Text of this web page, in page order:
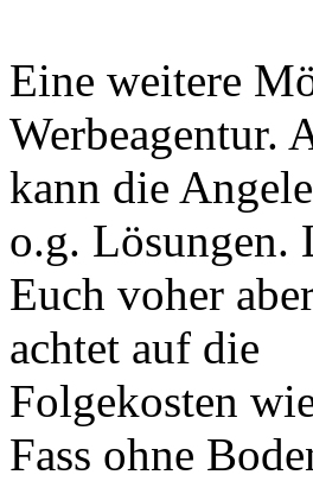
Eine weitere
Werbeagentur.
kann die
o.g. Lösungen.
Euch voher
achtet auf die
Folgekosten
Fass ohne